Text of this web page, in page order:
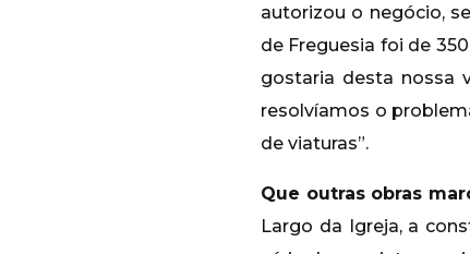
autorizou o negócio,
de Freguesia foi de
gostaria desta nossa
resolvíamos o
de viaturas”.
Que outras obras
Largo da Igreja, a